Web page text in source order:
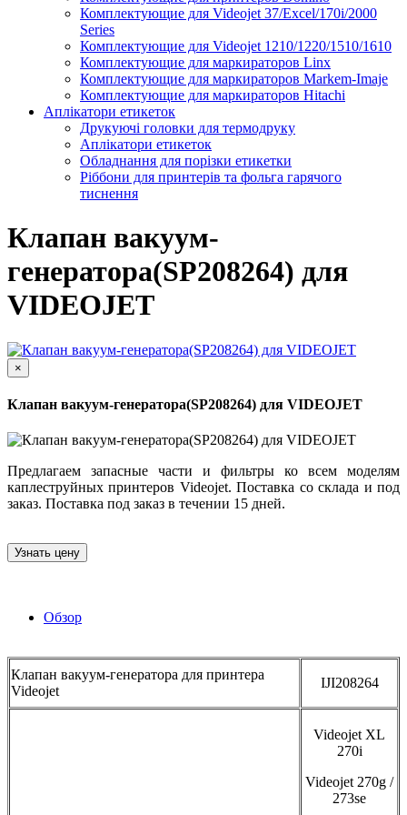
Комплектующие для Videojet 37/Excel/170i/2000
Series
Комплектующие для Videojet 1210/1220/1510/1610
Комплектующие для маркираторов Linx
Комплектующие для маркираторов Markem-Imaje
Комплектующие для маркираторов Hitachi
Аплікатори етикеток
Друкуючі головки для термодруку
Аплікатори етикеток
Обладнання для порізки етикетки
Ріббони для принтерів та фольга гарячого
тиснення
Клапан вакуум-
генератора(SP208264) для
VIDEOJET
×
Клапан вакуум-генератора(SP208264) для VIDEOJET
Предлагаем запасные части и фильтры ко всем моделям
каплеструйных принтеров Videojet. Поставка со склада и под
заказ. Поставка под заказ в течении 15 дней.
Узнать цену
Обзор
Клапан вакуум-генератора для принтера
Videojet
IJI208264
Videojet XL
270i
Videojet 270g /
273se